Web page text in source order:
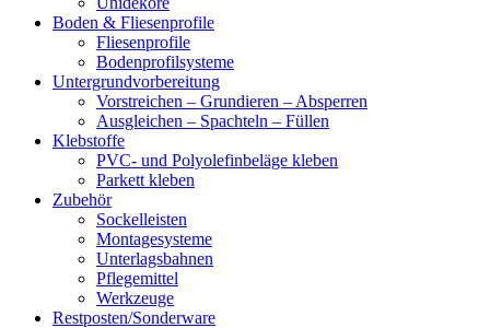
Boden & Fliesenprofile
Fliesenprofile
Bodenprofilsysteme
Untergrundvorbereitung
Vorstreichen – Grundieren – Absperren
Ausgleichen – Spachteln – Füllen
Klebstoffe
PVC- und Polyolefinbeläge kleben
Parkett kleben
Zubehör
Sockelleisten
Montagesysteme
Unterlagsbahnen
Pflegemittel
Werkzeuge
Restposten/Sonderware